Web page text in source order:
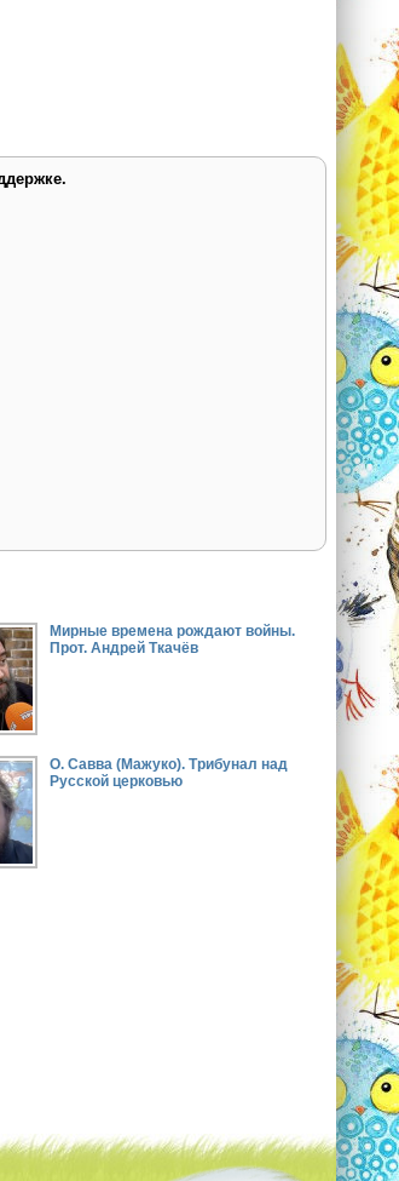
Мирные времена рождают войны.
Прот. Андрей Ткачёв
О. Савва (Мажуко). Трибунал над
Русской церковью